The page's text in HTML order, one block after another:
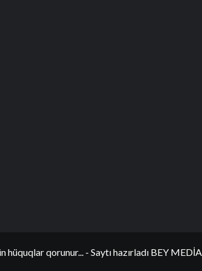
hüquqlar qorunur... - Saytı hazırladı BEY MEDİA